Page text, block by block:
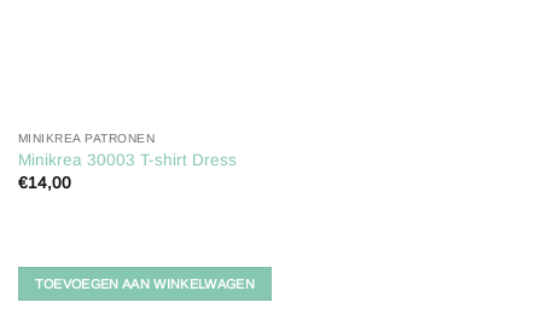
MINIKREA PATRONEN
Minikrea 30003 T-shirt Dress
€14,00
TOEVOEGEN AAN WINKELWAGEN